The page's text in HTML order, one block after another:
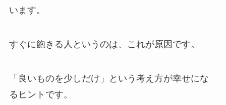
います。
すぐに飽きる人というのは、これが原因です。
「良いものを少しだけ」という考え方が幸せにな
るヒントです。